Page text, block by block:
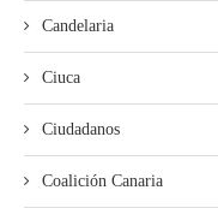
Candelaria
Ciuca
Ciudadanos
Coalición Canaria